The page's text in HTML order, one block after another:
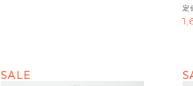
定
SALE